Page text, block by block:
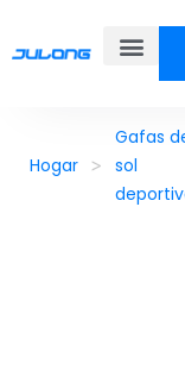
Hogar >
Gafas
sol